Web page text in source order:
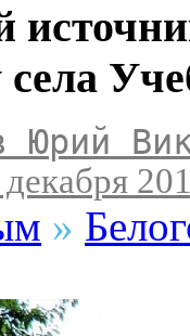
Юрий
»